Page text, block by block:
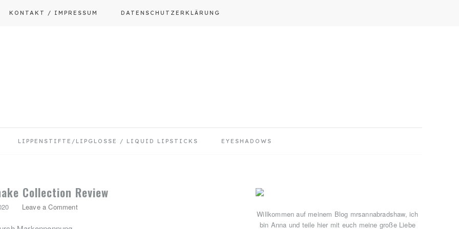
KONTAKT / IMPRESSUM DATENSCHUTZERKLÄRUNG
LIPPENSTIFTE/LIPGLOSSE / LIQUID LIPSTICKS EYESHADOWS
Collection Review
Leave a Comment
Primary
Sidebar
Willkommen auf meinem Blog mrsannabradshaw, ich
bin Anna und teile hier mit euch meine große Liebe